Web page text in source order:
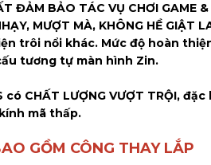
BẢO TÁC VỤ CHƠI GAME &
MƯỢT MÀ, KHÔNG HỀ GIẬT
trôi nổi khác. Mức độ hoàn
tương tự màn hình Zin.
CHẤT LƯỢNG VƯỢT TRỘI,
mã thấp.
GỒM CÔNG THAY LẮP